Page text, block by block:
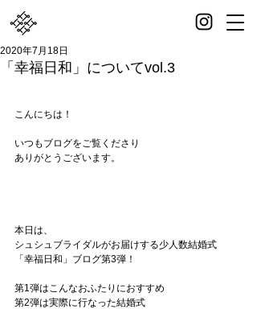
「幸福日和」についてvol.3
2020年7月18日
こんにちは！
いつもブログをご覧くださり
ありがとうございます。
本日は、
シュシュブライダルがお届けする少人数結婚式
「幸福日和」ブログ第3弾！
第1弾はこんなおふたりにおすすめ
第2弾は実際に行なった結婚式